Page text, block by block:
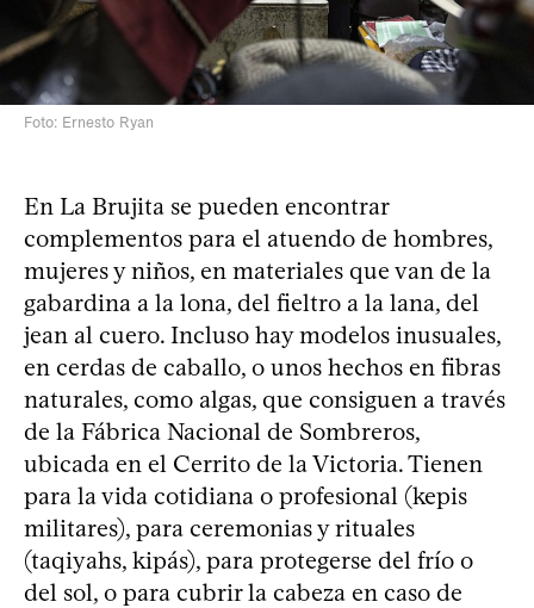
Foto: Ernesto Ryan
En La Brujita se pueden encontrar
complementos para el atuendo de hombres,
mujeres y niños, en materiales que van de la
gabardina a la lona, del fieltro a la lana, del
jean al cuero. Incluso hay modelos inusuales,
en cerdas de caballo, o unos hechos en fibras
naturales, como algas, que consiguen a través
de la Fábrica Nacional de Sombreros,
ubicada en el Cerrito de la Victoria. Tienen
para la vida cotidiana o profesional (kepis
militares), para ceremonias y rituales
(taqiyahs, kipás), para protegerse del frío o
del sol, o para cubrir la cabeza en caso de